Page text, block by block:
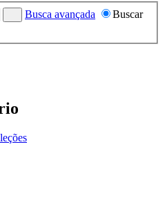
Busca avançada
Buscar